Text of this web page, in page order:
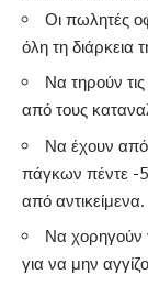
Οι πωλητές
όλη τη διάρκεια
Να τηρούν
από τους
Να έχουν
πάγκων πέντε -
από αντικείμενα.
Να χορηγούν
για να μην